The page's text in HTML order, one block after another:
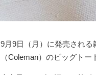
9月9日（月）に発売され
（Coleman）のビッグトー